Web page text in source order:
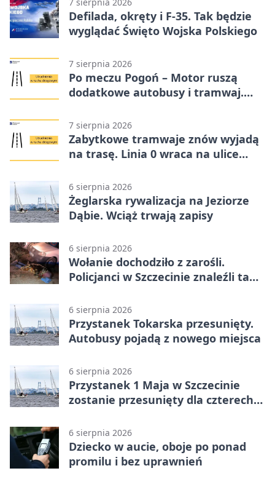
Defilada, okręty i F-35. Tak będzie
wyglądać Święto Wojska Polskiego
7 sierpnia 2026
Po meczu Pogoń – Motor ruszą
dodatkowe autobusy i tramwaj.
7 sierpnia 2026
Zabytkowe tramwaje znów wyjadą
na trasę. Linia 0 wraca na ulice
6 sierpnia 2026
Żeglarska rywalizacja na Jeziorze
Dąbie. Wciąż trwają zapisy
6 sierpnia 2026
Wołanie dochodziło z zarośli.
Policjanci w Szczecinie znaleźli tam
6 sierpnia 2026
Przystanek Tokarska przesunięty.
Autobusy pojadą z nowego miejsca
6 sierpnia 2026
Przystanek 1 Maja w Szczecinie
zostanie przesunięty dla czterech
6 sierpnia 2026
Dziecko w aucie, oboje po ponad
promilu i bez uprawnień